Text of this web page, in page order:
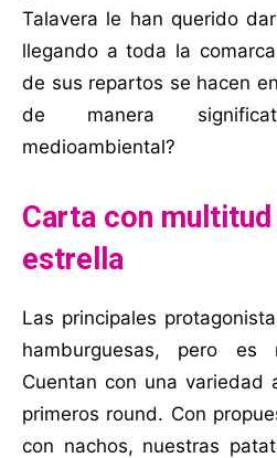
Talavera le han querido
llegando a toda la
de sus repartos se hacen
de manera
medioambiental?
Carta con
estrella
Las principales
hamburguesas, pero es
Cuentan con una variedad
primeros round. Con
con nachos, nuestras